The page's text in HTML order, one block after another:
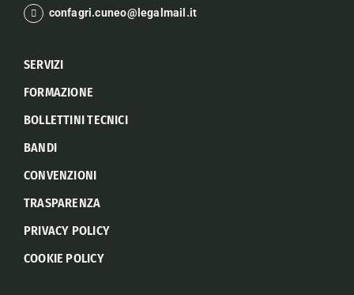
confagri.cuneo@legalmail.it
SERVIZI
FORMAZIONE
BOLLETTINI TECNICI
BANDI
CONVENZIONI
TRASPARENZA
PRIVACY POLICY
COOKIE POLICY